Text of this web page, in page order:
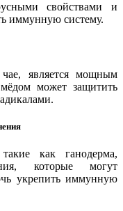
свойствами и
иммунную систему.
является мощным
может защитить
как ганодерма,
которые могут
укрепить иммунную